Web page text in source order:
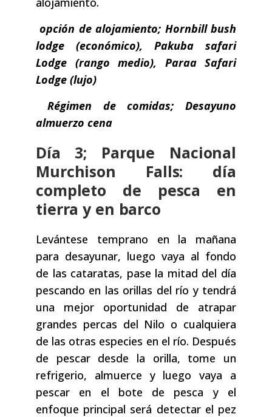
opción de alojamiento; Hornbill bush
lodge (económico), Pakuba safari
Lodge (rango medio), Paraa Safari
Lodge (lujo)
Régimen de comidas; Desayuno
almuerzo cena
Día 3; Parque Nacional
Murchison Falls: día
completo de pesca en
tierra y en barco
Levántese temprano en la mañana
para desayunar, luego vaya al fondo
de las cataratas, pase la mitad del día
pescando en las orillas del río y tendrá
una mejor oportunidad de atrapar
grandes percas del Nilo o cualquiera
de las otras especies en el río. Después
de pescar desde la orilla, tome un
refrigerio, almuerce y luego vaya a
pescar en el bote de pesca y el
enfoque principal será detectar el pez